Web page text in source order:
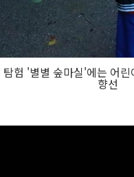
험 '별별 숲마실'에는 어
향선